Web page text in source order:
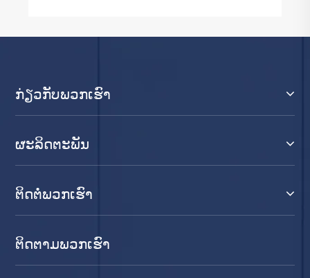
ກ່ຽວ​ກັບ​ພວກ​ເຮົາ
ຜະລິດຕະພັນ
ຕິດ​ຕໍ່​ພວກ​ເຮົາ
ຕິດ​ຕາມ​ພວກ​ເຮົາ